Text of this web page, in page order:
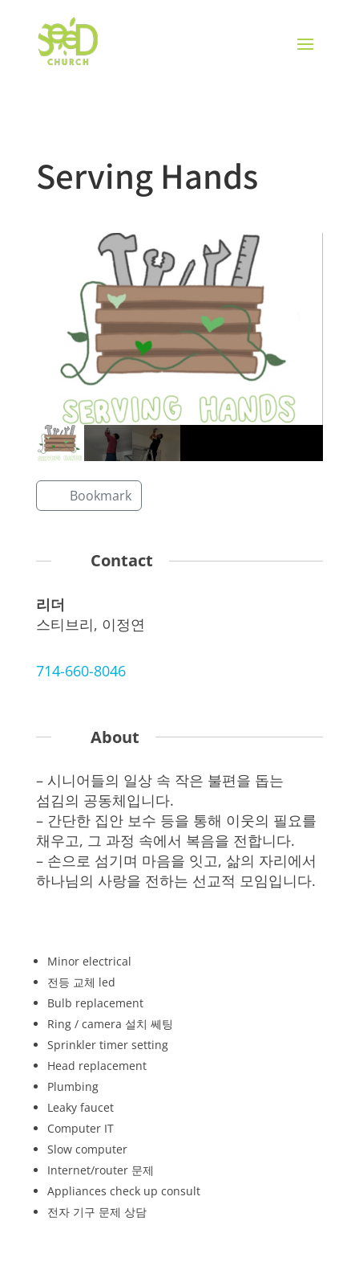
Serving Hands
Bookmark
Contact
리더
스티브리, 이정연
714-660-8046
About
– 시니어들의 일상 속 작은 불편을 돕는
섬김의 공동체입니다.
– 간단한 집안 보수 등을 통해 이웃의 필요를
채우고, 그 과정 속에서 복음을 전합니다.
– 손으로 섬기며 마음을 잇고, 삶의 자리에서
하나님의 사랑을 전하는 선교적 모임입니다.
Minor electrical
전등 교체 led
Bulb replacement
Ring / camera 설치 쎄팅
Sprinkler timer setting
Head replacement
Plumbing
Leaky faucet
Computer IT
Slow computer
Internet/router 문제
Appliances check up consult
전자 기구 문제 상담